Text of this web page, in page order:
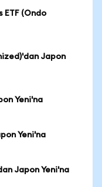
ETF (Ondo
Japon
Yeni'na
Yeni'na
Japon Yeni'na